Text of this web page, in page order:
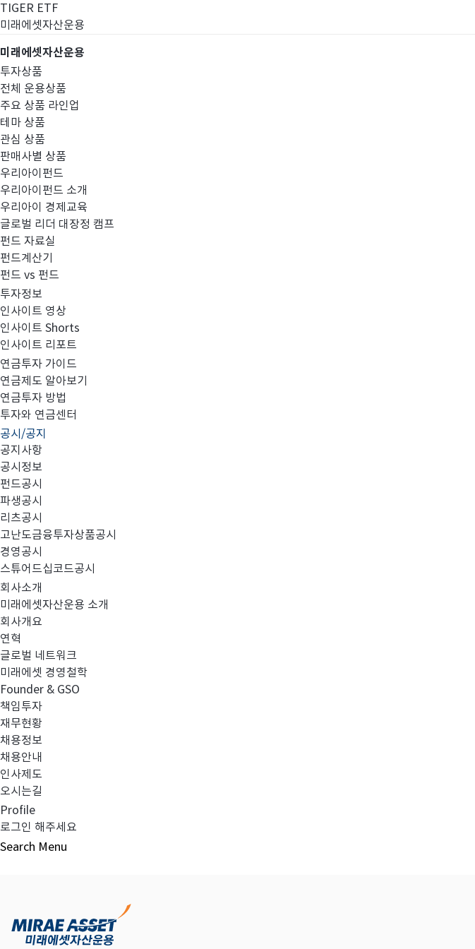
TIGER ETF
미래에셋자산운용
미래에셋자산운용
투자상품
전체 운용상품
주요 상품 라인업
테마 상품
관심 상품
판매사별 상품
우리아이펀드
우리아이펀드 소개
우리아이 경제교육
글로벌 리더 대장정 캠프
펀드 자료실
펀드계산기
펀드 vs 펀드
투자정보
인사이트 영상
인사이트 Shorts
인사이트 리포트
연금투자 가이드
연금제도 알아보기
연금투자 방법
투자와 연금센터
공시/공지
공지사항
공시정보
펀드공시
파생공시
리츠공시
고난도금융투자상품공시
경영공시
스튜어드십코드공시
회사소개
미래에셋자산운용 소개
회사개요
연혁
글로벌 네트워크
미래에셋 경영철학
Founder & GSO
책임투자
재무현황
채용정보
채용안내
인사제도
오시는길
Profile
로그인 해주세요
Search Menu
고난도금융투자상품
고난도금융투자상품_공시_20220510
이전글
다음글
목록보기